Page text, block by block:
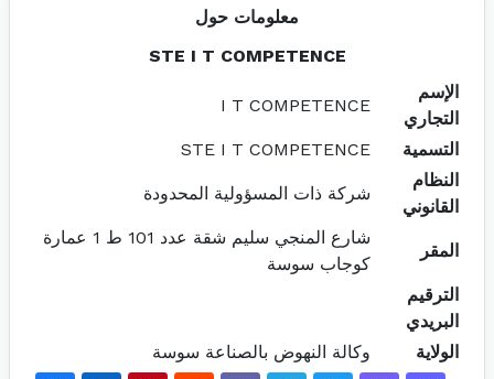
معلومات حول
STE I T COMPETENCE
الإسم
التجاري
I T COMPETENCE
التسمية
STE I T COMPETENCE
النظام
القانوني
شركة ذات المسؤولية المحدودة
المقر
شارع المنجي سليم شقة عدد 101 ط 1 عمارة
كوجاب سوسة
الترقيم
البريدي
الولاية
وكالة النهوض بالصناعة سوسة